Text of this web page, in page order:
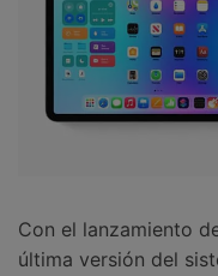
Con el lanzamiento
última versión del